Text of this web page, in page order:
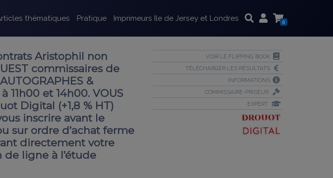
thématiques Pratique Imprimeurs Ile de Jersey et Londres 0
Aristophil non
commissaires de
&
11h00 et 14h00. VOUS
Digital (+1,8 % HT)
inscrire avant le
sur ordre d’achat ferme
directement votre
de ligne à l’étude
VOIR LE FLIPPING BOOK
TÉLÉCHARGER LES RÉSULTATS
INFORMATIONS
COMMISSAIRE-PRISEUR
EXPERT